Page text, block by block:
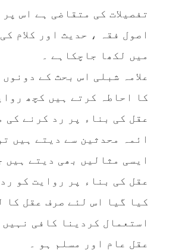
تفصیلات کی متقاضی ہے اس
اصول فقہ ، حدیث اور کلام
میں لکھا جاچکاہے ۔
علامہ شبلی اس بحث کے
کا احاطہ کرتے ہیں کچھ
عقل کی بناء پر رد کرنے کی
ائمہ محدثین سے دیتے ہیں
ایسی مثالیں بھی دیتے ہیں
عقل کی بناء پر روایت کو
کیا گیا اس لئے صرف عقل کا
استعمال کردینا کافی نہیں
عقل عام اور مسلم ہو ۔